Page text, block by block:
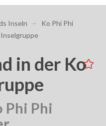
Inseln
Ko Phi Phi
Inselgruppe
in der Ko
Phi Phi